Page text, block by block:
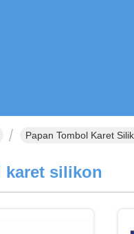
Papan Tombol Karet
karet silikon